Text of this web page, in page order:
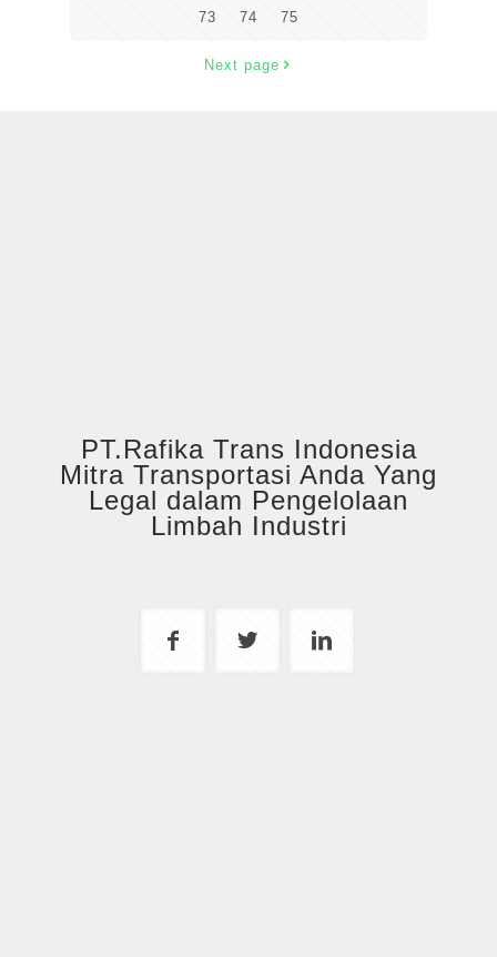
73 74 75
Next page
PT.Rafika Trans Indonesia
Mitra Transportasi Anda Yang
Legal dalam Pengelolaan
Limbah Industri